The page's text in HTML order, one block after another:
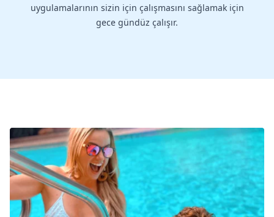
uygulamalarının sizin için çalışmasını sağlamak için
gece gündüz çalışır.